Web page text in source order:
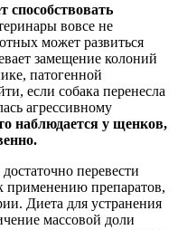
способствовать
вовсе не
может развиться
замещение колоний
патогенной
если собака перенесла
агрессивному
наблюдается у щенков,
перевести
применению препаратов,
Диета для устранения
массовой доли